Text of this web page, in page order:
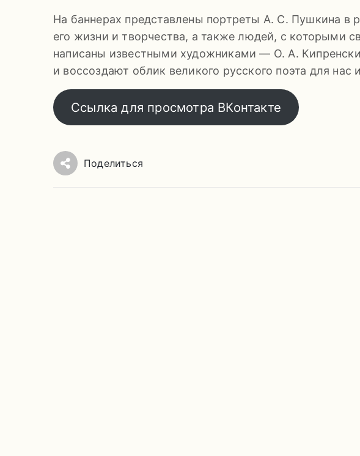
На баннерах представлены портреты А. С. Пушкина в
его жизни и творчества, а также людей, с которыми
написаны известными художниками — О. А.
и воссоздают облик великого русского поэта для нас
Ссылка для просмотра ВКонтакте
Поделиться